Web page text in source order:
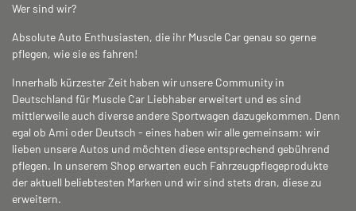
Wer sind wir?
Absolute Auto Enthusiasten, die ihr Muscle Car genau so gerne
pflegen, wie sie es fahren!
Innerhalb kürzester Zeit haben wir unsere Community in
Deutschland für Muscle Car Liebhaber erweitert und es sind
mittlerweile auch diverse andere Sportwagen dazugekommen. Denn
egal ob Ami oder Deutsch - eines haben wir alle gemeinsam: wir
lieben unsere Autos und möchten diese entsprechend gebührend
pflegen. In unserem Shop erwarten euch Fahrzeugpflegeprodukte
der aktuell beliebtesten Marken und wir sind stets dran, diese zu
erweitern.